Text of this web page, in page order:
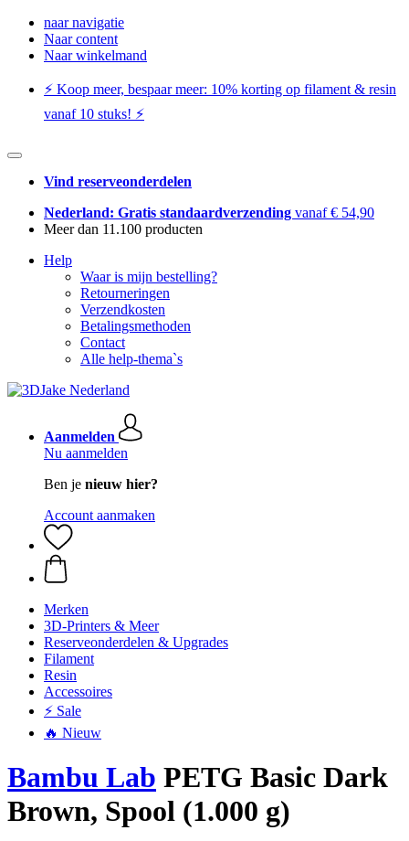
naar navigatie
Naar content
Naar winkelmand
⚡️ Koop meer, bespaar meer: ​​10% korting op filament & resin
vanaf 10 stuks! ⚡️
Vind reserveonderdelen
Nederland: Gratis standaardverzending vanaf € 54,90
Meer dan 11.100 producten
Help
Waar is mijn bestelling?
Retourneringen
Verzendkosten
Betalingsmethoden
Contact
Alle help-thema`s
Aanmelden
Nu aanmelden
Ben je nieuw hier?
Account aanmaken
Merken
3D-Printers & Meer
Reserveonderdelen & Upgrades
Filament
Resin
Accessoires
⚡ Sale
🔥 Nieuw
Bambu Lab PETG Basic Dark
Brown, Spool (1.000 g)